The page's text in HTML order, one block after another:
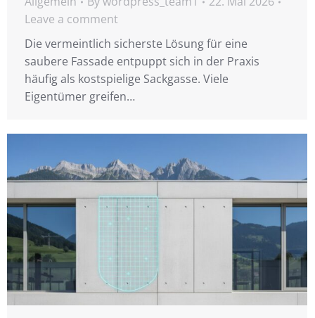
Leave a comment
Die vermeintlich sicherste Lösung für eine
saubere Fassade entpuppt sich in der Praxis
häufig als kostspielige Sackgasse. Viele
Eigentümer greifen…